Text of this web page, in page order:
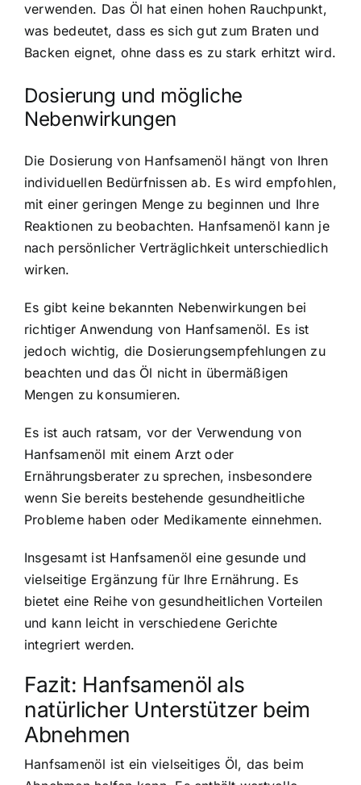
verwenden. Das Öl hat einen hohen Rauchpunkt,
was bedeutet, dass es sich gut zum Braten und
Backen eignet, ohne dass es zu stark erhitzt wird.
Dosierung und mögliche
Nebenwirkungen
Die Dosierung von Hanfsamenöl hängt von Ihren
individuellen Bedürfnissen ab. Es wird empfohlen,
mit einer geringen Menge zu beginnen und Ihre
Reaktionen zu beobachten. Hanfsamenöl kann je
nach persönlicher Verträglichkeit unterschiedlich
wirken.
Es gibt keine bekannten Nebenwirkungen bei
richtiger Anwendung von Hanfsamenöl. Es ist
jedoch wichtig, die Dosierungsempfehlungen zu
beachten und das Öl nicht in übermäßigen
Mengen zu konsumieren.
Es ist auch ratsam, vor der Verwendung von
Hanfsamenöl mit einem Arzt oder
Ernährungsberater zu sprechen, insbesondere
wenn Sie bereits bestehende gesundheitliche
Probleme haben oder Medikamente einnehmen.
Insgesamt ist Hanfsamenöl eine gesunde und
vielseitige Ergänzung für Ihre Ernährung. Es
bietet eine Reihe von gesundheitlichen Vorteilen
und kann leicht in verschiedene Gerichte
integriert werden.
Fazit: Hanfsamenöl als
natürlicher Unterstützer beim
Abnehmen
Hanfsamenöl ist ein vielseitiges Öl, das beim